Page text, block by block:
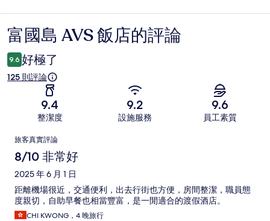
評
論
富國島 AVS 飯店的評論
9.6 好極了
125 則評論
9.4
整潔度
9.2
設施服務
9.6
員工素質
評
論
旅客真實評論
8/10 非常好
2025 年 6 月 1 日
距離機場很近，交通便利，出去行街也方便，房間整潔，職員態
度親切，自助早餐也相當豐富，是一閒適合的渡假酒店。
CHI KWONG，4 晚旅行